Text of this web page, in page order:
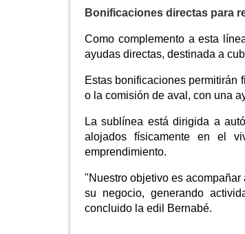
Bonificaciones directas para
Como complemento a esta
ayudas directas, destinada a
Estas bonificaciones permitirán
o la comisión de aval, con una
La sublínea está dirigida a
alojados físicamente en el
emprendimiento.
"Nuestro objetivo es
su negocio, generando
concluido la edil Bernabé.